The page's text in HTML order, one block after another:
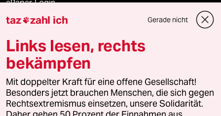
ePaper Login
Downloads für Abonnierende
© 2026 taz Verlags und Vertriebs GmbH
Alle Rechte vorbehalten. Bei rechtlichen Fragen oder für Genehmigungen
wenden Sie sich bitte an
lizenzen@taz.de
taz zahl ich Gerade nicht
Links lesen, rechts
bekämpfen
Mit doppelter Kraft für eine offene Gesellschaft!
Besonders jetzt brauchen Menschen, die sich gegen
Rechtsextremismus einsetzen, unsere Solidarität.